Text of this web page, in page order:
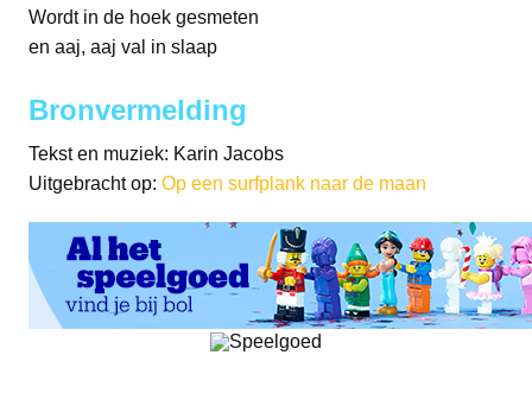
Wordt in de hoek gesmeten
en aaj, aaj val in slaap
Bronvermelding
Tekst en muziek: Karin Jacobs
Uitgebracht op: Op een surfplank naar de maan